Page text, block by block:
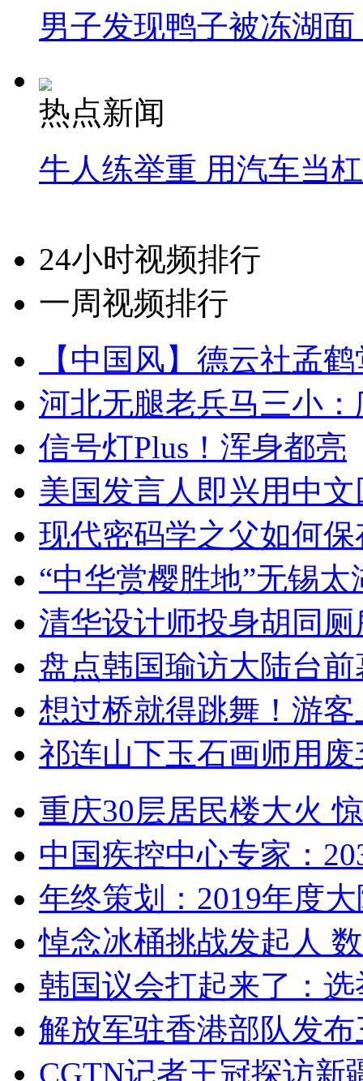
男子发现鸭子被冻湖
热点新闻
牛人练举重 用汽车当
24小时视频排行
一周视频排行
【中国风】德云社孟
河北无腿老兵马三小
信号灯Plus！浑身都亮
美国发言人即兴用中
现代密码学之父如何
“中华赏樱胜地”无锡
清华设计师投身胡同
盘点韩国瑜访大陆台
想过桥就得跳舞！游客
祁连山下玉石画师用
重庆30层居民楼大火
中国疾控中心专家：
年终策划：2019年度
悼念冰桶挑战发起人
韩国议会打起来了：
解放军驻香港部队发
CGTN记者王冠探访新